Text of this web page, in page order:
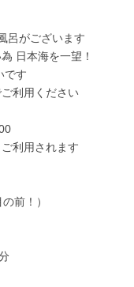
呂がございます
日本海を一望！
です
利用ください
利用されます
前！）